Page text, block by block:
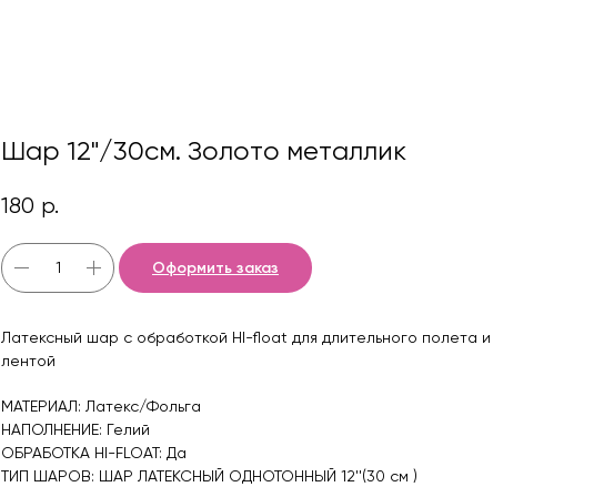
Шар 12"/30см. Золото металлик
180 р.
Оформить заказ
Латексный шар с обработкой HI-float для длительного полета и
лентой
МАТЕРИАЛ: Латекс/Фольга
НАПОЛНЕНИЕ: Гелий
ОБРАБОТКА HI-FLOAT: Да
ТИП ШАРОВ: ШАР ЛАТЕКСНЫЙ ОДНОТОННЫЙ 12''(30 см )